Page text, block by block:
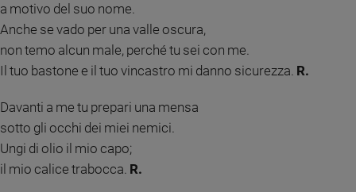
Tv
e
streaming
Musica
Arte
Famiglia
a motivo del suo nome.
Anche se vado per una valle oscura,
non temo alcun male, perché tu sei con me.
Il tuo bastone e il tuo vincastro mi danno sicurezza. R.
Davanti a me tu prepari una mensa
sotto gli occhi dei miei nemici.
Ungi di olio il mio capo;
il mio calice trabocca. R.